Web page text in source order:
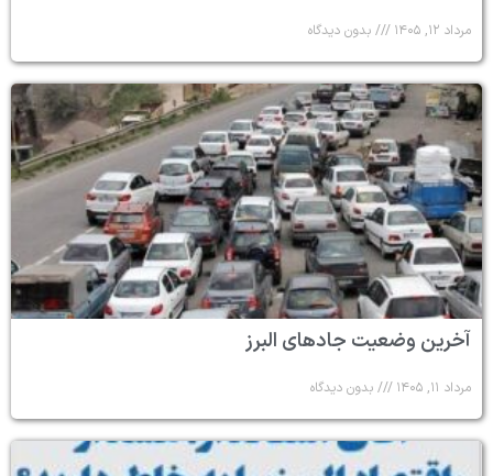
مرداد ۱۲, ۱۴۰۵ بدون دیدگاه
آخرین وضعیت جادهای البرز
مرداد ۱۱, ۱۴۰۵ بدون دیدگاه